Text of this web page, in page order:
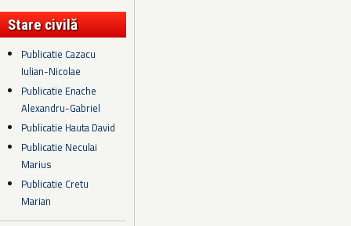
Stare civilă
Publicatie Cazacu
Iulian-Nicolae
Publicatie Enache
Alexandru-Gabriel
Publicatie Hauta David
Publicatie Neculai
Marius
Publicatie Cretu
Marian